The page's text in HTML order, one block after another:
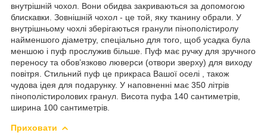
внутрішній чохол. Вони обидва закриваються за допомогою
блискавки. Зовнішній чохол - це той, яку тканину обрали. У
внутрішньому чохлі зберігаються гранули пінополістиролу
найменшого діаметру, спеціально для того, щоб усадка була
меншою і пуф прослужив більше. Пуф має ручку для зручного
переносу та обов’язково люверси (отвори зверху) для виходу
повітря. Стильний пуф це прикраса Вашої оселі , також
чудова ідея для подарунку. У наповненні має 350 літрів
пінополістиролових гранул. Висота пуфа 140 сантиметрів,
ширина 100 сантиметрів.
Приховати